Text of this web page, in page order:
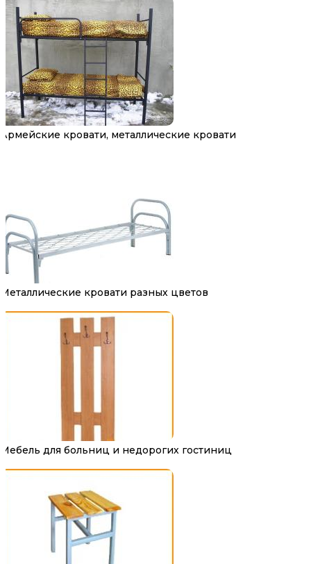
Армейские кровати, металлические кровати
Металлические кровати разных цветов
Мебель для больниц и недорогих гостиниц